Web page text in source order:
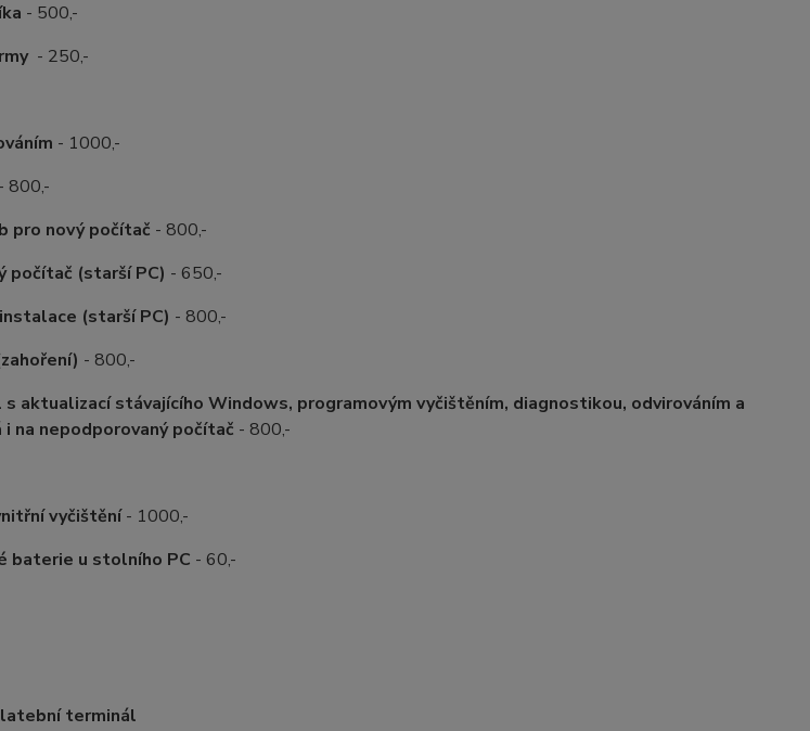
- 500,-
- 250,-
- 1000,-
- 800,-
pro nový počítač - 800,-
počítač (starší PC) - 650,-
(starší PC) - 800,-
- 800,-
aktualizací stávajícího Windows, programovým vyčištěním, diagnostikou, odvirováním a
na nepodporovaný počítač - 800,-
vyčištění- 1000,-
baterie u stolního PC - 60,-
terminál